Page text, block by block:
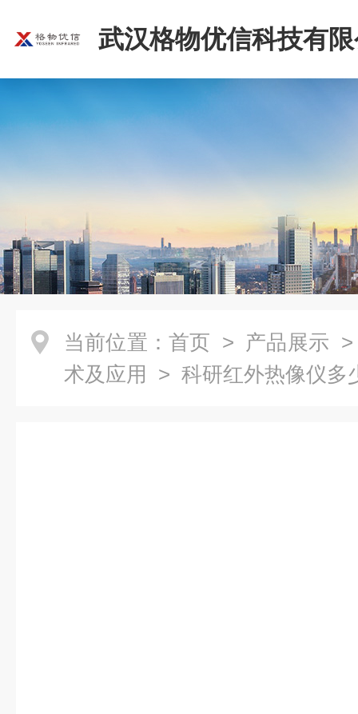
武汉格物优信科技有
当前位置： 首页 > 产品展示
术及应用
> 科研红外热像仪多